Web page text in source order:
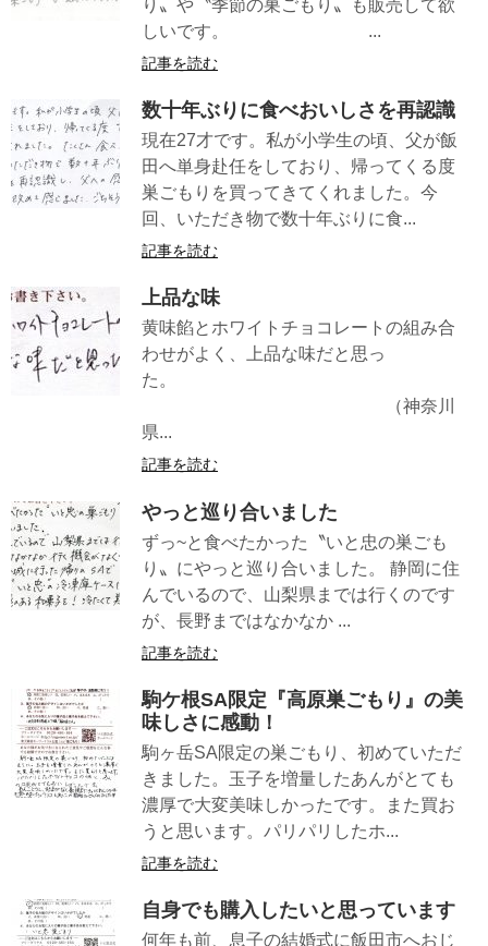
り〟や〝季節の巣ごもり〟も販売して欲
しいです。 ...
記事を読む
数十年ぶりに食べおいしさを再認識
現在27才です。私が小学生の頃、父が飯
田へ単身赴任をしており、帰ってくる度
巣ごもりを買ってきてくれました。今
回、いただき物で数十年ぶりに食...
記事を読む
上品な味
黄味餡とホワイトチョコレートの組み合
わせがよく、上品な味だと思っ
た。
（神奈川
県...
記事を読む
やっと巡り合いました
ずっ~と食べたかった〝いと忠の巣ごも
り〟にやっと巡り合いました。 静岡に住
んでいるので、山梨県までは行くのです
が、長野まではなかなか ...
記事を読む
駒ケ根SA限定『高原巣ごもり』の美
味しさに感動！
駒ヶ岳SA限定の巣ごもり、初めていただ
きました。玉子を増量したあんがとても
濃厚で大変美味しかったです。また買お
うと思います。パリパリしたホ...
記事を読む
自身でも購入したいと思っています
何年も前、息子の結婚式に飯田市へおじ